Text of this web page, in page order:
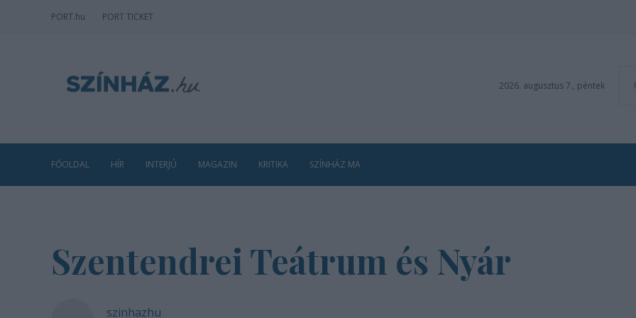
PORT.hu PORT TICKET
2026. augusztus 7., péntek
FŐOLDAL HÍR INTERJÚ MAGAZIN KRITIKA SZÍNHÁZ MA
Szentendrei Teátrum és Nyár
szinhazhu